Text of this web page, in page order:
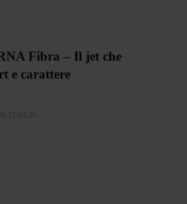
Fibra – Il jet che
e carattere
21:05:26